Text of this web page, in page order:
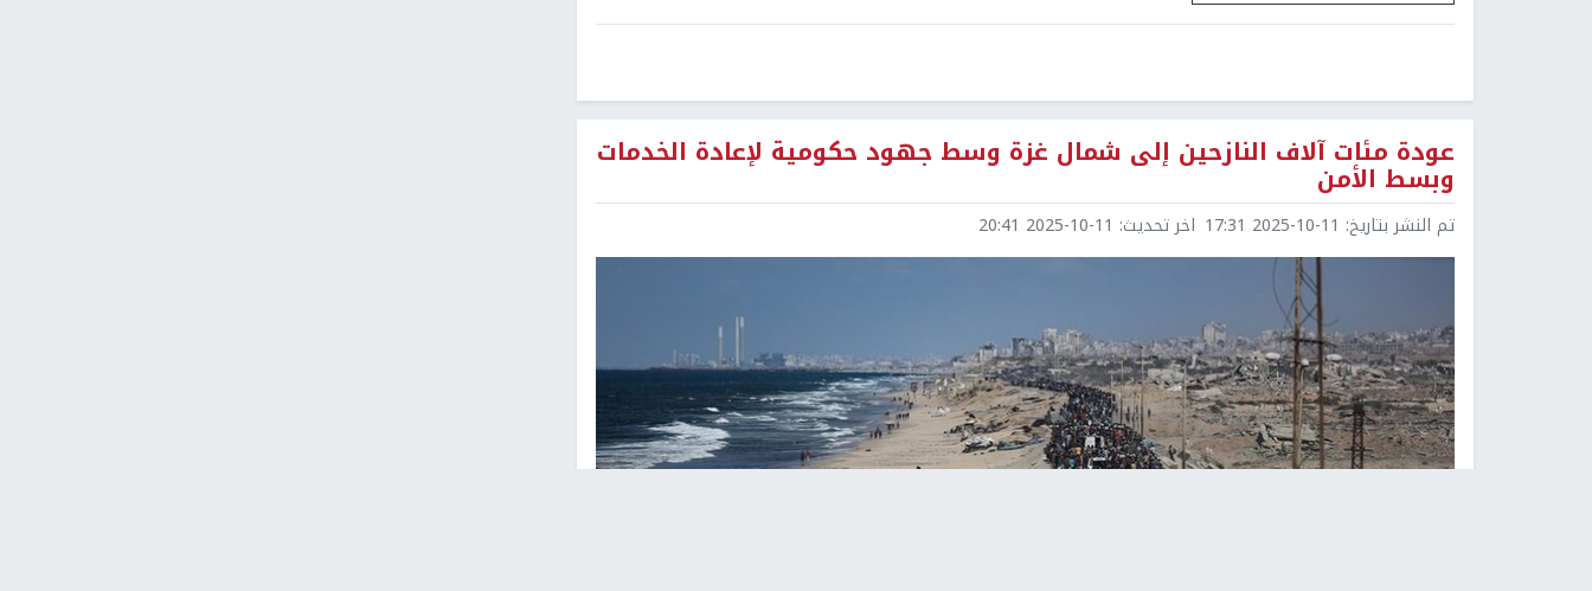
عودة مئات آلاف النازحين إلى شمال غزة وسط جهود حكومية لإعادة الخدمات
وبسط الأمن
تم النشر بتاريخ: 2025-10-11 17:31 اخر تحديث: 2025-10-11 20:41